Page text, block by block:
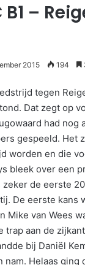
–
2015 194
tegen
Dat zegt op
had nog
gespeeld. Het
worden en die
bleek over een
zeker de eerste
De eerste kans
Mike van Wees
trap aan de
bij Daniël
nam. Helaas ging